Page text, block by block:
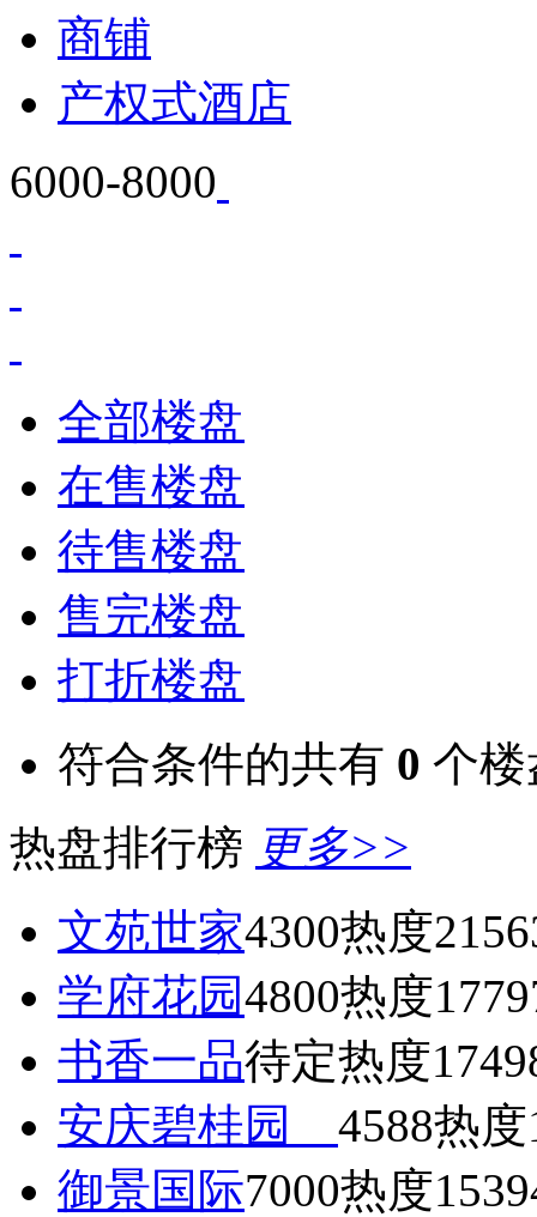
商铺
产权式酒店
6000-8000
全部楼盘
在售楼盘
待售楼盘
售完楼盘
打折楼盘
符合条件的共有 0 个楼
热盘排行榜 更多>>
文苑世家4300热度
学府花园4800热度
书香一品待定热度
安庆碧桂园 4588热度
御景国际7000热度